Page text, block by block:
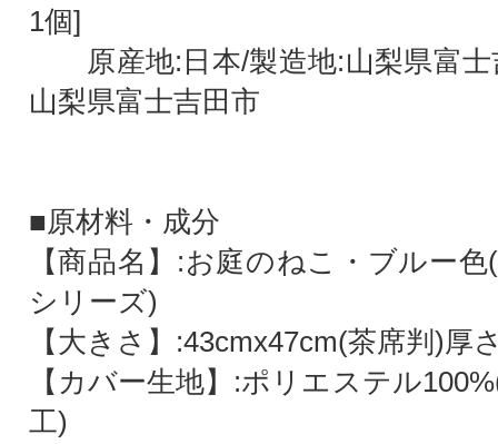
1個]
原産地:日本/製造地:山梨県富士
山梨県富士吉田市
■原材料・成分
【商品名】:お庭のねこ・ブルー
シリーズ)
【大きさ】:43cmx47cm(茶席判)厚
【カバー生地】:ポリエステル
工)